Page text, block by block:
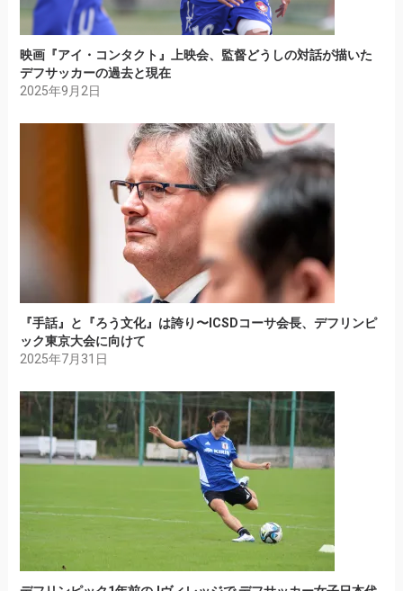
映画『アイ・コンタクト』上映会、監督どうしの対話が描いた
デフサッカーの過去と現在
2025年9月2日
『手話』と『ろう文化』は誇り〜ICSDコーサ会長、デフリンピ
ック東京大会に向けて
2025年7月31日